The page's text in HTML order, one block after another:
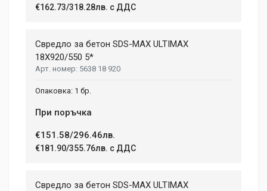
€162.73/318.28лв. с ДДС
Свредло за бетон SDS-MAX ULTIMAX
18X920/550 5*
5638 18 920
1 бр.
При поръчка
€151.58/296.46лв.
€181.90/355.76лв. с ДДС
Свредло за бетон SDS-MAX ULTIMAX